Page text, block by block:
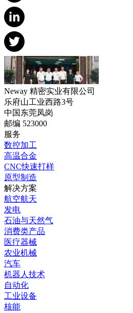
Neway 精密实业有限公司
乐府山工业西路3号
中国东莞凤岗
邮编 523000
服务
数控加工
高温合金
CNC快速打样
原型制造
解决方案
航空航天
发电
石油与天然气
消费类产品
医疗器械
农业机械
汽车
机器人技术
自动化
工业设备
核能